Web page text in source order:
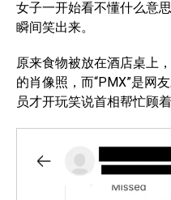
女子一开始看不懂什么意
瞬间笑出来。
原来食物被放在酒店桌上
的肖像照，而“PMX”是网
员才开玩笑说首相帮忙顾着